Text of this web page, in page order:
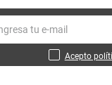
Acepto